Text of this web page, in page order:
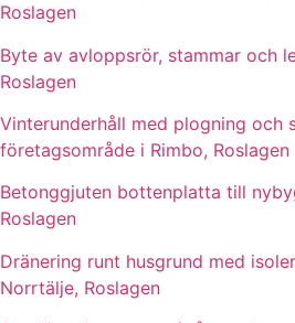
Roslagen
Byte av avloppsrör, stammar och
Roslagen
Vinterunderhåll med plogning och
företagsområde i Rimbo, Roslagen
Betonggjuten bottenplatta till
Roslagen
Dränering runt husgrund med
Norrtälje, Roslagen